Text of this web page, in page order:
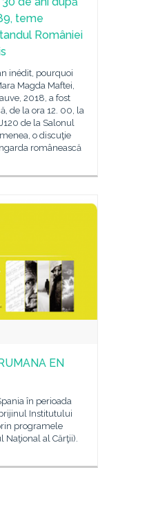
teme
României
inédit, pourquoi
Magda Maftei,
2018, a fost
de la ora 12. 00, la
de la Salonul
o discuţie
românească
EN
în perioada
Institutului
programele
Naţional al Cărţii).